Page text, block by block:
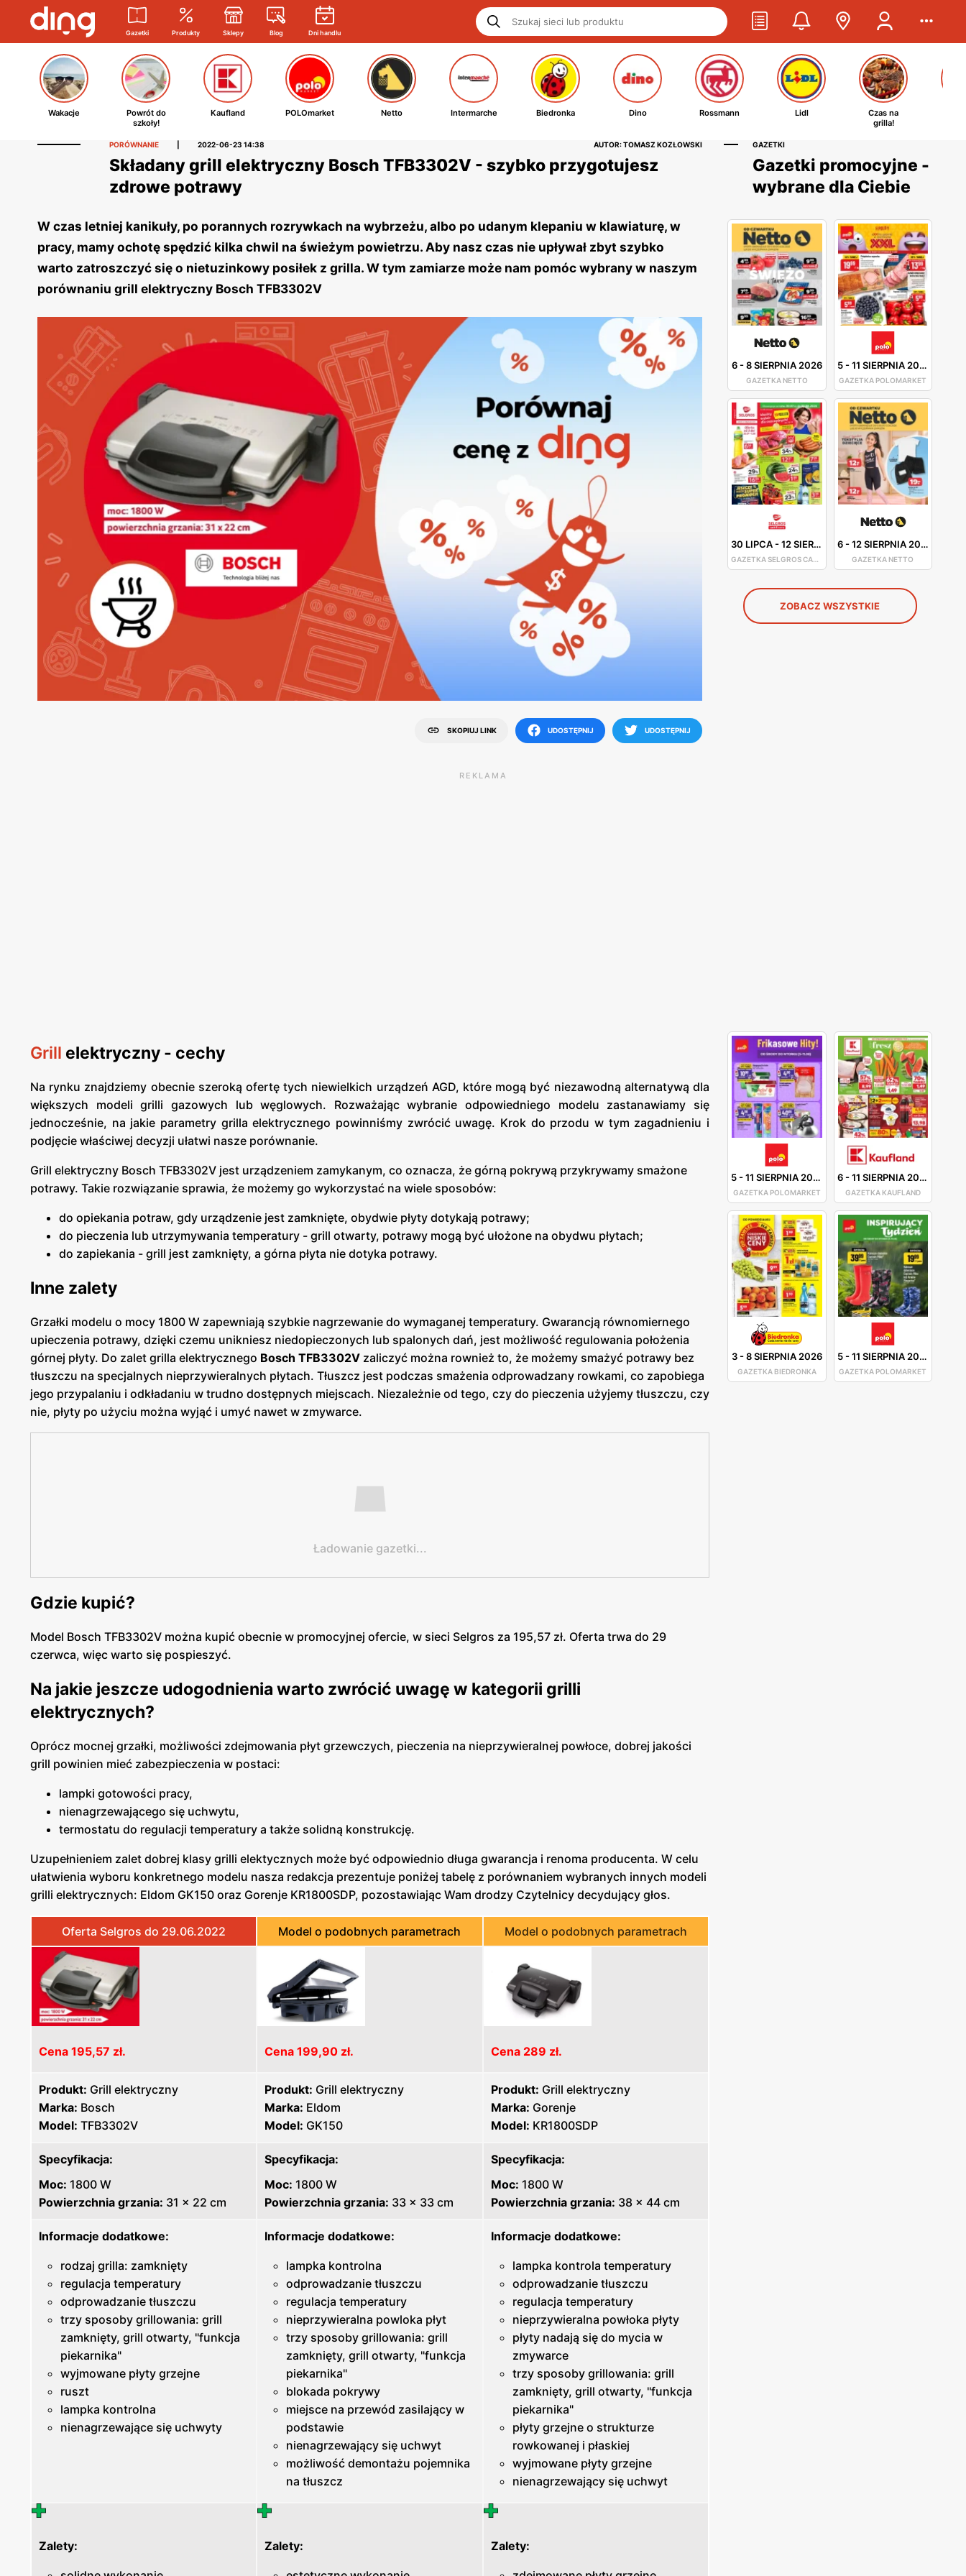
Gazetki Produkty Sklepy Blog Dni handlu
Wakacje
Powrót do
szkoły!
Kaufland POLOmarket Netto Intermarche Biedronka Dino Rossmann Lidl
Czas na
grilla!
PORÓWNANIE 2022-06-23 14:38 AUTOR: TOMASZ KOZŁOWSKI
Składany grill elektryczny Bosch TFB3302V - szybko przygotujesz
zdrowe potrawy
W czas letniej kanikuły, po porannych rozrywkach na wybrzeżu, albo po udanym klepaniu w klawiaturę, w
pracy, mamy ochotę spędzić kilka chwil na świeżym powietrzu. Aby nasz czas nie upływał zbyt szybko
warto zatroszczyć się o nietuzinkowy posiłek z grilla. W tym zamiarze może nam pomóc wybrany w naszym
porównaniu grill elektryczny Bosch TFB3302V
SKOPIUJ LINK UDOSTĘPNIJ UDOSTĘPNIJ
GAZETKI
Gazetki promocyjne -
wybrane dla Ciebie
6-8 SIERPNIA 2026
GAZETKA NETTO
5-11 SIERPNIA 2026
GAZETKA POLOMARKET
30 LIPCA-12 SIERPNIA 2026
GAZETKA SELGROS CASH&CARRY
6-12 SIERPNIA 2026
GAZETKA NETTO
ZOBACZ WSZYSTKIE
5-11 SIERPNIA 2026
GAZETKA POLOMARKET
6-11 SIERPNIA 2026
GAZETKA KAUFLAND
3-8 SIERPNIA 2026
GAZETKA BIEDRONKA
5-11 SIERPNIA 2026
GAZETKA POLOMARKET
REKLAMA
Grill elektryczny - cechy
Na rynku znajdziemy obecnie szeroką ofertę tych niewielkich urządzeń AGD, które mogą być niezawodną alternatywą dla
większych modeli grilli gazowych lub węglowych. Rozważając wybranie odpowiedniego modelu zastanawiamy się
jednocześnie, na jakie parametry grilla elektrycznego powinniśmy zwrócić uwagę. Krok do przodu w tym zagadnieniu i
podjęcie właściwej decyzji ułatwi nasze porównanie.
Grill elektryczny Bosch TFB3302V jest urządzeniem zamykanym, co oznacza, że górną pokrywą przykrywamy smażone
potrawy. Takie rozwiązanie sprawia, że możemy go wykorzystać na wiele sposobów:
do opiekania potraw, gdy urządzenie jest zamknięte, obydwie płyty dotykają potrawy;
do pieczenia lub utrzymywania temperatury - grill otwarty, potrawy mogą być ułożone na obydwu płytach;
do zapiekania - grill jest zamknięty, a górna płyta nie dotyka potrawy.
Inne zalety
Grzałki modelu o mocy 1800 W zapewniają szybkie nagrzewanie do wymaganej temperatury. Gwarancją równomiernego
upieczenia potrawy, dzięki czemu unikniesz niedopieczonych lub spalonych dań, jest możliwość regulowania położenia
górnej płyty. Do zalet grilla elektrycznego Bosch TFB3302V zaliczyć można rownież to, że możemy smażyć potrawy bez
tłuszczu na specjalnych nieprzywieralnych płytach. Tłuszcz jest podczas smażenia odprowadzany rowkami, co zapobiega
jego przypalaniu i odkładaniu w trudno dostępnych miejscach. Niezależnie od tego, czy do pieczenia użyjemy tłuszczu, czy
nie, płyty po użyciu można wyjąć i umyć nawet w zmywarce.
Ładowanie gazetki...
Gdzie kupić?
Model Bosch TFB3302V można kupić obecnie w promocyjnej ofercie, w sieci Selgros za 195,57 zł. Oferta trwa do 29
czerwca, więc warto się pospieszyć.
Na jakie jeszcze udogodnienia warto zwrócić uwagę w kategorii grilli
elektrycznych?
Oprócz mocnej grzałki, możliwości zdejmowania płyt grzewczych, pieczenia na nieprzywieralnej powłoce, dobrej jakości
grill powinien mieć zabezpieczenia w postaci:
lampki gotowości pracy,
nienagrzewającego się uchwytu,
termostatu do regulacji temperatury a także solidną konstrukcję.
Uzupełnieniem zalet dobrej klasy grilli elektycznych może być odpowiednio długa gwarancja i renoma producenta. W celu
ułatwienia wyboru konkretnego modelu nasza redakcja prezentuje poniżej tabelę z porównaniem wybranych innych modeli
grilli elektrycznych: Eldom GK150 oraz Gorenje KR1800SDP, pozostawiając Wam drodzy Czytelnicy decydujący głos.
Oferta Selgros do 29.06.2022 Model o podobnych parametrach Model o podobnych parametrach
Cena 195,57 zł. Cena 199,90 zł. Cena 289 zł.
Produkt: Grill elektryczny
Marka: Bosch
Model: TFB3302V
Produkt: Grill elektryczny
Marka: Eldom
Model: GK150
Produkt: Grill elektryczny
Marka: Gorenje
Model: KR1800SDP
Specyfikacja:
Moc: 1800 W
Powierzchnia grzania: 31 x 22 cm
Specyfikacja:
Moc: 1800 W
Powierzchnia grzania: 33 x 33 cm
Specyfikacja:
Moc: 1800 W
Powierzchnia grzania: 38 x 44 cm
Informacje dodatkowe:
rodzaj grilla: zamknięty
regulacja temperatury
odprowadzanie tłuszczu
trzy sposoby grillowania: grill
zamknięty, grill otwarty, "funkcja
piekarnika"
wyjmowane płyty grzejne
ruszt
lampka kontrolna
nienagrzewające się uchwyty
Informacje dodatkowe:
lampka kontrolna
odprowadzanie tłuszczu
regulacja temperatury
nieprzywieralna powloka płyt
trzy sposoby grillowania: grill
zamknięty, grill otwarty, "funkcja
piekarnika"
blokada pokrywy
miejsce na przewód zasilający w
podstawie
nienagrzewający się uchwyt
możliwość demontażu pojemnika
na tłuszcz
Informacje dodatkowe:
lampka kontrola temperatury
odprowadzanie tłuszczu
regulacja temperatury
nieprzywieralna powłoka płyty
płyty nadają się do mycia w
zmywarce
trzy sposoby grillowania: grill
zamknięty, grill otwarty, "funkcja
piekarnika"
płyty grzejne o strukturze
rowkowanej i płaskiej
wyjmowane płyty grzejne
nienagrzewający się uchwyt
Zalety: Zalety: Zalety: